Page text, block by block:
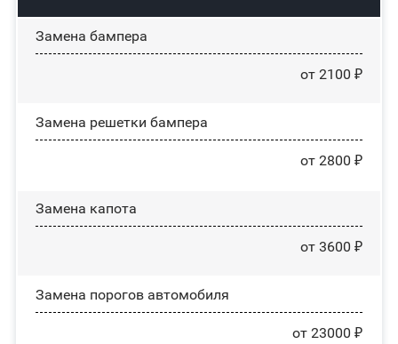
Замена бампера
от 2100 ₽
Замена решетки бампера
от 2800 ₽
Замена капота
от 3600 ₽
Замена порогов автомобиля
от 23000 ₽